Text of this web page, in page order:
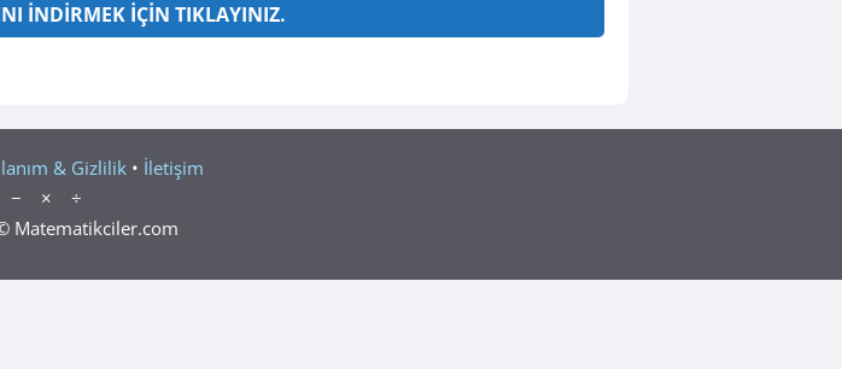
İNDİRMEK İÇİN TIKLAYINIZ.
& Gizlilik• İletişim
− × ÷
Matematikciler.com